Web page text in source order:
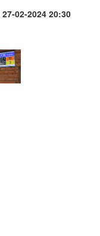
27-02-2024 20:30